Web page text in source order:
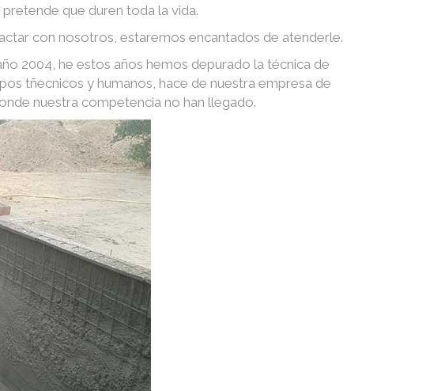
que duren toda la vida.
con nosotros, estaremos encantados de atenderle.
2004, he estos años hemos depurado la técnica de
tñecnicos y humanos, hace de nuestra empresa de
nuestra competencia no han llegado.